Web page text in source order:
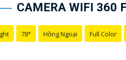
CAMERA WIFI 360
78° Hồng Ngoại Full Color